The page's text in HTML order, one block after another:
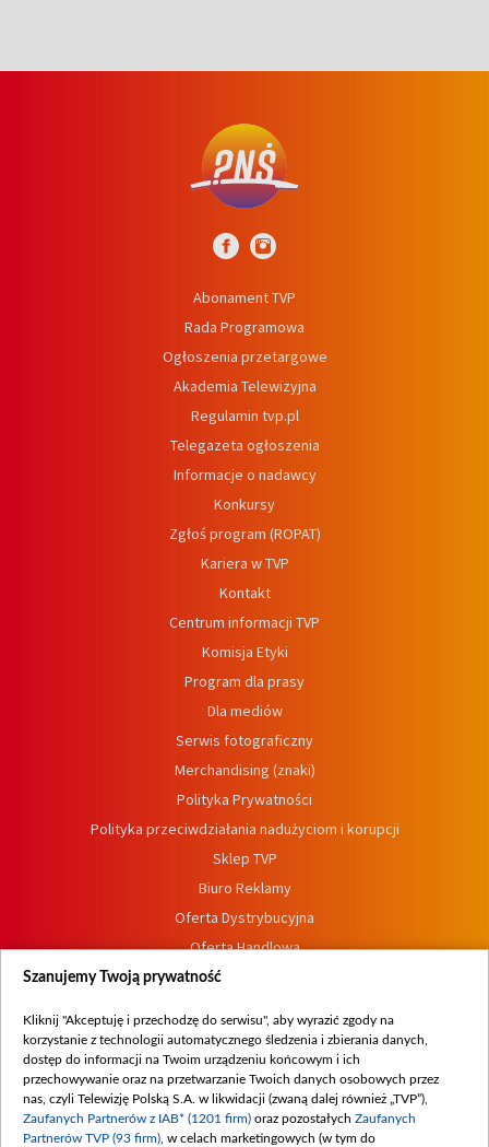
Abonament TVP
Rada Programowa
Ogłoszenia przetargowe
Akademia Telewizyjna
Regulamin tvp.pl
Telegazeta ogłoszenia
Informacje o nadawcy
Konkursy
Zgłoś program (ROPAT)
Kariera w TVP
Kontakt
Centrum informacji TVP
Komisja Etyki
Program dla prasy
Dla mediów
Serwis fotograficzny
Merchandising (znaki)
Polityka Prywatności
Polityka przeciwdziałania nadużyciom i korupcji
Sklep TVP
Biuro Reklamy
Oferta Dystrybucyjna
Oferta Handlowa
Dostępność
Procedura zgłoszeń wewnętrznych
Szanujemy Twoją prywatność
Kliknij "Akceptuję i przechodzę do serwisu", aby wyrazić zgody na
korzystanie z technologii automatycznego śledzenia i zbierania danych,
dostęp do informacji na Twoim urządzeniu końcowym i ich
przechowywanie oraz na przetwarzanie Twoich danych osobowych przez
nas, czyli Telewizję Polską S.A. w likwidacji (zwaną dalej również „TVP”),
Zaufanych Partnerów z IAB* (1201 firm) oraz pozostałych Zaufanych
Partnerów TVP (93 firm) , w celach marketingowych (w tym do